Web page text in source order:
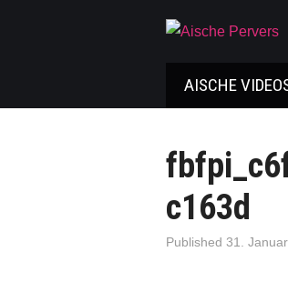
AISCHE
c163d
Published 31.